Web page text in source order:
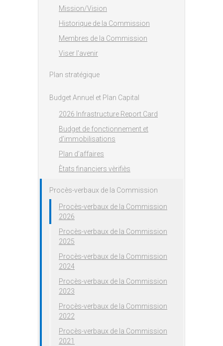
Mission/Vision
Historique de la Commission
Membres de la Commission
Viser l'avenir
Plan stratégique
Budget Annuel et Plan Capital
2026 Infrastructure Report Card
Budget de fonctionnement et
d’immobilisations
Plan d’affaires
Ètats financiers vèrifiès
Procès-verbaux de la Commission
Procès-verbaux de la Commission
2026
Procès-verbaux de la Commission
2025
Procès-verbaux de la Commission
2024
Procès-verbaux de la Commission
2023
Procès-verbaux de la Commission
2022
Procès-verbaux de la Commission
2021